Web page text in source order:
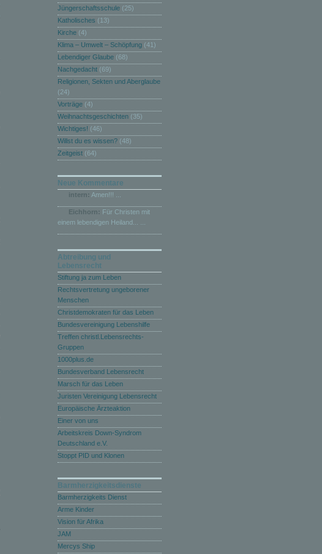
Jüngerschaftsschule (25)
Katholisches (13)
Kirche (4)
Klima – Umwelt – Schöpfung (41)
Lebendiger Glaube (68)
Nachgedacht (69)
Religionen, Sekten und Aberglaube
(24)
Vorträge (4)
Weihnachtsgeschichten (35)
Wichtiges! (46)
Willst du es wissen? (48)
Zeitgeist (64)
Neue Kommentare
intern: Amen!!! ...
Eichhorn: Für Christen mit
einem lebendigen Heiland... ...
Abtreibung und
Lebensrecht
Stiftung ja zum Leben
Rechtsvertretung ungeborener
Menschen
Christdemokraten für das Leben
Bundesvereinigung Lebenshilfe
Treffen christl.Lebensrechts-
Gruppen
1000plus.de
Bundesverband Lebensrecht
Marsch für das Leben
Juristen Vereinigung Lebensrecht
Europäische Ärzteaktion
Einer von uns
Arbeitskreis Down-Syndrom
Deutschland e.V.
Stoppt PID und Klonen
Barmherzigkeitsdienste
Barmherzigkeits Dienst
Arme Kinder
Vision für Afrika
JAM
Mercys Ship